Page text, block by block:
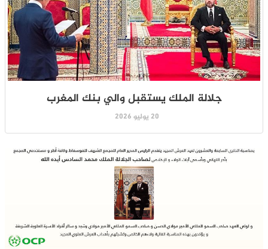
جلالة الملك يستقبل والي بنك المغرب
20 يوليو 2026